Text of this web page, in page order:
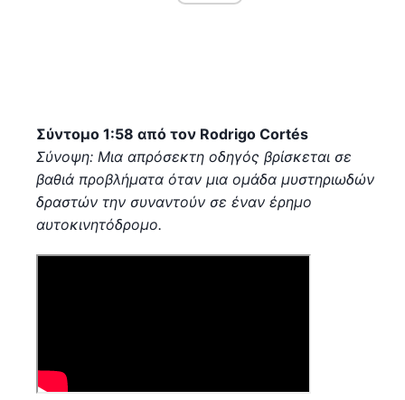
Σύντομο 1:58 από τον Rodrigo Cortés
Σύνοψη: Μια απρόσεκτη οδηγός βρίσκεται σε
βαθιά προβλήματα όταν μια ομάδα μυστηριωδών
δραστών την συναντούν σε έναν έρημο
αυτοκινητόδρομο.